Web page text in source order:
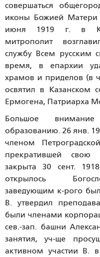
совершаться
иконы Божией Матери
июня 1919 г. в
митрополит
службу Всем русским
время, в епархии
храмов и приделов (в
освятил в Казанском
Ермогена, Патриарха
Большое
образованию. 26 янв.
членом
прекратившей свою
закрыта 30 сент.
открылось
заведующим к-рого
В. утвердил
были членами
сев.-зап. башни
занятия, уч-ще
активном участии В.